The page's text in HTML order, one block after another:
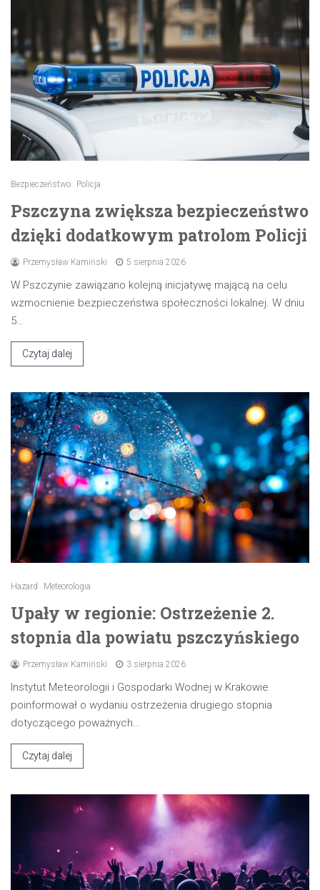
Bezpieczeństwo Policja
Pszczyna zwiększa bezpieczeństwo
dzięki dodatkowym patrolom Policji
Przemysław Kamiński 5 sierpnia 2026
W Pszczynie zawiązano kolejną inicjatywę mającą na celu
wzmocnienie bezpieczeństwa społeczności lokalnej. W dniu
5…
Czytaj dalej
Hazard Meteorologia
Upały w regionie: Ostrzeżenie 2.
stopnia dla powiatu pszczyńskiego
Przemysław Kamiński 3 sierpnia 2026
Instytut Meteorologii i Gospodarki Wodnej w Krakowie
poinformował o wydaniu ostrzeżenia drugiego stopnia
dotyczącego poważnych…
Czytaj dalej